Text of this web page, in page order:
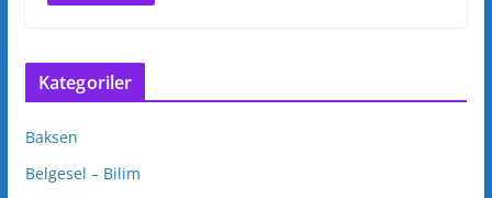
Kategoriler
Baksen
Belgesel – Bilim